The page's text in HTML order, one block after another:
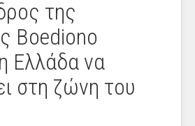
της
Boediono
Ελλάδα να
στη ζώνη του